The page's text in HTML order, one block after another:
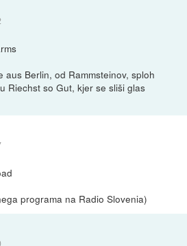
aus Berlin, od Rammsteinov, sploh
Riechst so Gut, kjer se sliši glas
programa na Radio Slovenia)